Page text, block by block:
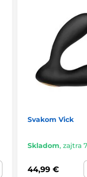
Svakom Vick
Skladom, zajtra
44,99 €